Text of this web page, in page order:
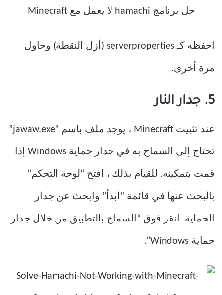
احفظه كـ serverproperties (أزل النقطة) وحاول
مرة أخرى.
5. جدار النار
عند تثبيت Minecraft ، يوجد ملف باسم “jawaw.exe”
تحتاج إلى السماح به في جدار حماية Windows إذا
قمت بتمكينه. للقيام بذلك ، افتح “لوحة التحكم”
بالبحث عنها في قائمة “ابدأ” وابحث عن جدار
الحماية. انقر فوق “السماح بالتطبيق من خلال جدار
حماية Windows”.